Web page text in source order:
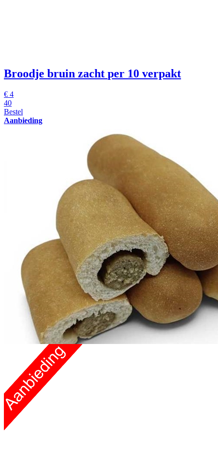
Broodje bruin zacht per 10 verpakt
€ 4
40
Bestel
Aanbieding